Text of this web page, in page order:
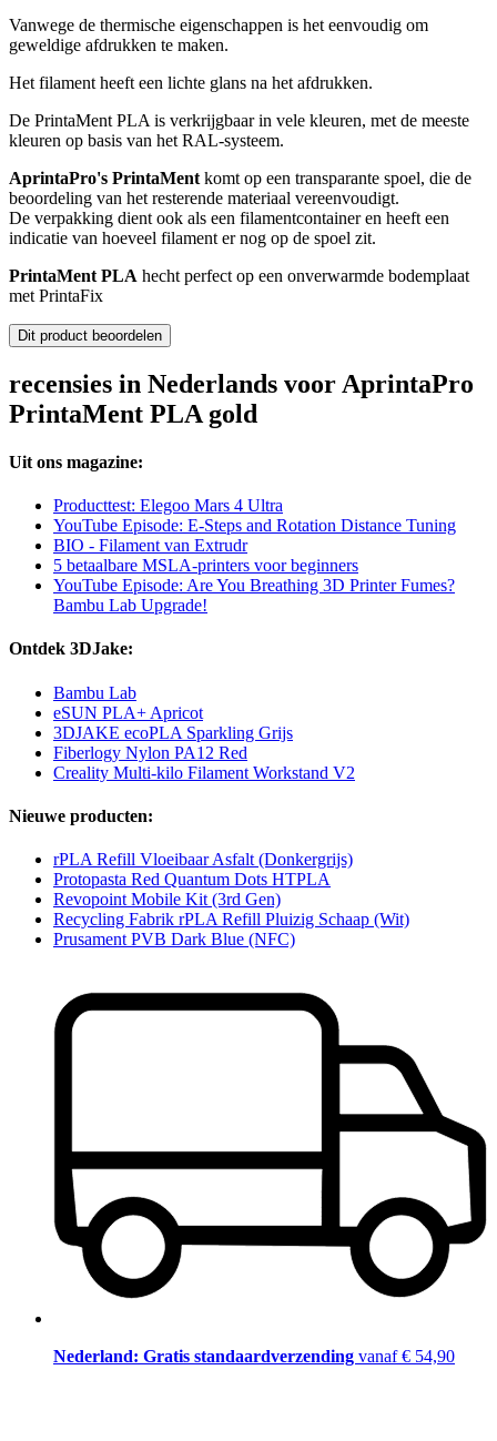
Vanwege de thermische eigenschappen is het eenvoudig om
geweldige afdrukken te maken.
Het filament heeft een lichte glans na het afdrukken.
De PrintaMent PLA is verkrijgbaar in vele kleuren, met de meeste
kleuren op basis van het RAL-systeem.
AprintaPro's PrintaMent komt op een transparante spoel, die de
beoordeling van het resterende materiaal vereenvoudigt.
De verpakking dient ook als een filamentcontainer en heeft een
indicatie van hoeveel filament er nog op de spoel zit.
PrintaMent PLA hecht perfect op een onverwarmde bodemplaat
met PrintaFix
Dit product beoordelen
recensies in Nederlands voor AprintaPro
PrintaMent PLA gold
Uit ons magazine:
Producttest: Elegoo Mars 4 Ultra
YouTube Episode: E-Steps and Rotation Distance Tuning
BIO - Filament van Extrudr
5 betaalbare MSLA-printers voor beginners
YouTube Episode: Are You Breathing 3D Printer Fumes?
Bambu Lab Upgrade!
Ontdek 3DJake:
Bambu Lab
eSUN PLA+ Apricot
3DJAKE ecoPLA Sparkling Grijs
Fiberlogy Nylon PA12 Red
Creality Multi-kilo Filament Workstand V2
Nieuwe producten:
rPLA Refill Vloeibaar Asfalt (Donkergrijs)
Protopasta Red Quantum Dots HTPLA
Revopoint Mobile Kit (3rd Gen)
Recycling Fabrik rPLA Refill Pluizig Schaap (Wit)
Prusament PVB Dark Blue (NFC)
Nederland: Gratis standaardverzending vanaf € 54,90